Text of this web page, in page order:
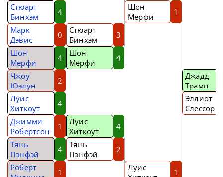
Стюарт
Бинхэм
4
Шон
Мерфи
1
Марк
Дэвис
0
Стюарт
Бинхэм
3
Шон
Мерфи
4
Шон
Мерфи
4
Чжоу
Юэлун
2
Джадд
Трамп
Луис
Хиткоут
4
Эллиот
Слессор
Джимми
Робертсон
1
Луис
Хиткоут
4
Тянь
Пэнфэй
4
Тянь
Пэнфэй
2
Роберт
1
Луис
1